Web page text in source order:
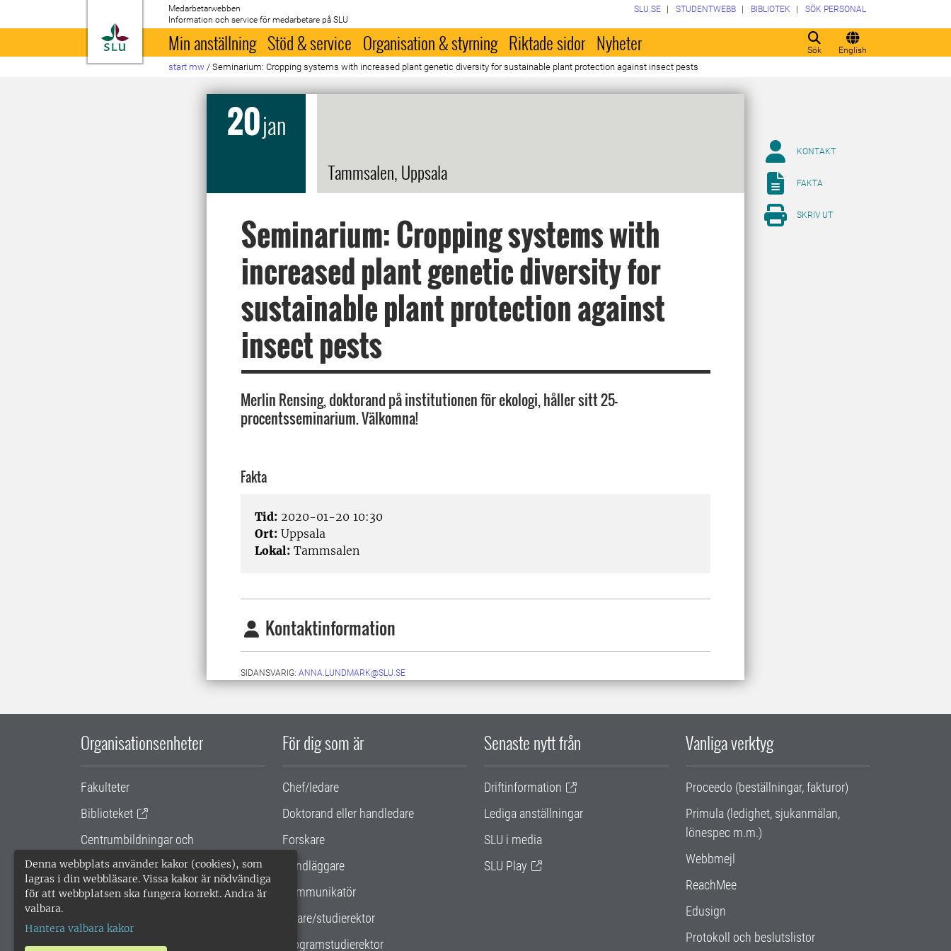
Denna webbplats använder kakor (cookies), som
lagras i din webbläsare. Vissa kakor är nödvändiga
för att webbplatsen ska fungera korrekt. Andra är
valbara.
Hantera valbara kakor
Till startsida
Medarbetarwebben
Information och service för medarbetare på SLU
Sök English
SLU.SE STUDENTWEBB BIBLIOTEK SÖK PERSONAL
Min anställning Stöd & service Organisation & styrning Riktade sidor Nyheter
start mw / Seminarium: Cropping systems with increased plant genetic diversity for sustainable plant protection against insect pests
20jan
Tammsalen, Uppsala
Seminarium: Cropping systems with
increased plant genetic diversity for
sustainable plant protection against
insect pests
Merlin Rensing, doktorand på institutionen för ekologi, håller sitt 25-
procentsseminarium. Välkomna!
Fakta
Tid: 2020-01-20 10:30
Ort: Uppsala
Lokal: Tammsalen
Kontaktinformation
SIDANSVARIG: ANNA.LUNDMARK@SLU.SE
KONTAKT
FAKTA
SKRIV UT
Organisationsenheter
Fakulteter
Biblioteket
Centrumbildningar och
samarbetsprojekt
Gemensamma verksamhetsstödet
För dig som är
Chef/ledare
Doktorand eller handledare
Forskare
Handläggare
Kommunikatör
Lärare/studierektor
Programstudierektor
Senaste nytt från
Driftinformation
Lediga anställningar
SLU i media
SLU Play
Vanliga verktyg
Proceedo (beställningar, fakturor)
Primula (ledighet, sjukanmälan,
lönespec m.m.)
Webbmejl
ReachMee
Edusign
Protokoll och beslutslistor